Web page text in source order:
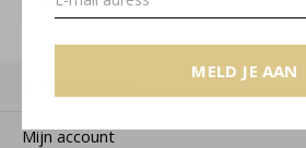
MELD JE AAN
Mijn account